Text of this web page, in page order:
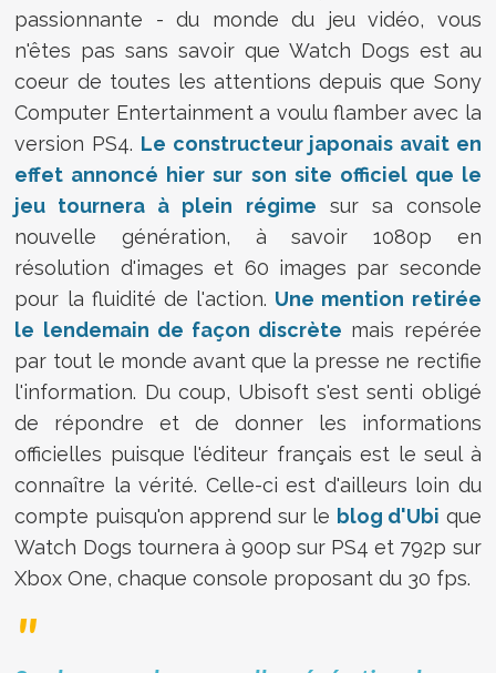
passionnante - du monde du jeu vidéo, vous
n'êtes pas sans savoir que Watch Dogs est au
coeur de toutes les attentions depuis que Sony
Computer Entertainment a voulu flamber avec la
version PS4. Le constructeur japonais avait en
effet annoncé hier sur son site officiel que le
jeu tournera à plein régime sur sa console
nouvelle génération, à savoir 1080p en
résolution d'images et 60 images par seconde
pour la fluidité de l'action. Une mention retirée
le lendemain de façon discrète mais repérée
par tout le monde avant que la presse ne rectifie
l'information. Du coup, Ubisoft s'est senti obligé
de répondre et de donner les informations
officielles puisque l'éditeur français est le seul à
connaître la vérité. Celle-ci est d'ailleurs loin du
compte puisqu'on apprend sur le blog d'Ubi que
Watch Dogs tournera à 900p sur PS4 et 792p sur
Xbox One, chaque console proposant du 30 fps.